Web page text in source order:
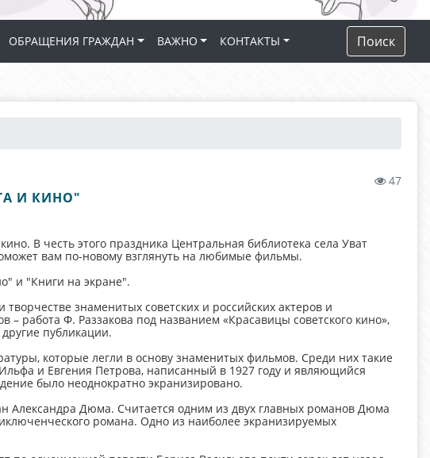
ОБРАЩЕНИЯ ГРАЖДАН ВАЖНО КОНТАКТЫ Поиск
47
И КИНО"
В честь этого праздника Центральная библиотека села Уват
вам по-новому взглянуть на любимые фильмы.
и "Книги на экране".
знаменитых советских и российских актеров и
работа Ф. Раззакова под названием «Красавицы советского кино»,
публикации.
которые легли в основу знаменитых фильмов. Среди них такие
и Евгения Петрова, написанный в 1927 году и являющийся
было неоднократно экранизировано.
Дюма. Считается одним из двух главных романов Дюма
романа. Одно из наиболее экранизируемых